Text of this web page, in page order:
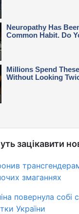
зацікавити
змаганнях
повернула собі
України